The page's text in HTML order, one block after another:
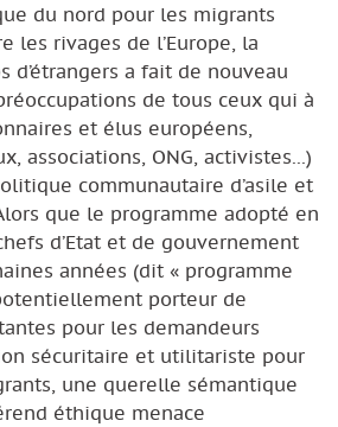
du nord pour les migrants
les rivages de l’Europe, la
d’étrangers a fait de nouveau
de tous ceux qui à
et élus européens,
associations, ONG, activistes...)
communautaire d’asile et
Alors que le programme adopté en
d’Etat et de gouvernement
années (dit « programme
porteur de
pour les demandeurs
sécuritaire et utilitariste pour
une querelle sémantique
éthique menace